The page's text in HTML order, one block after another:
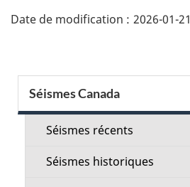
page"
Date de modification : 2026-01-21
Menu
de
Séismes Canada
Séismes récents
Séismes historiques